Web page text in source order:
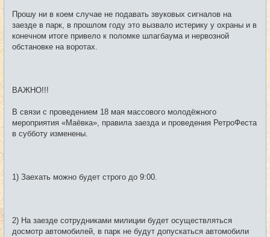
Прошу ни в коем случае не подавать звуковых сигналов на
заезде в парк, в прошлом году это вызвало истерику у охраны и в
конечном итоге привело к поломке шлагбаума и нервозной
обстановке на воротах.
ВАЖНО!!!
В связи с проведением 18 мая массового молодёжного
мероприятия «Маёвка», правила заезда и проведения РетроФеста
в субботу изменены.
1) Заехать можно будет строго до 9:00.
2) На заезде сотрудниками милиции будет осуществляться
досмотр автомобилей, в парк не будут допускаться автомобили